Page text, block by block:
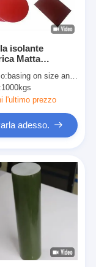
isolante
Matta
epossidica per
basing on size and quantity
1000kgs
l'ultimo prezzo
adesso.